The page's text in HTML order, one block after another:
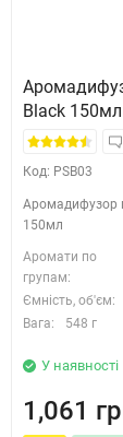
Black 150мл
Код: PSB03
Аромадифузор
150мл
Аромати по
групам:
Ємність, об'єм:
Вага:
548 г
У наявності
1,061